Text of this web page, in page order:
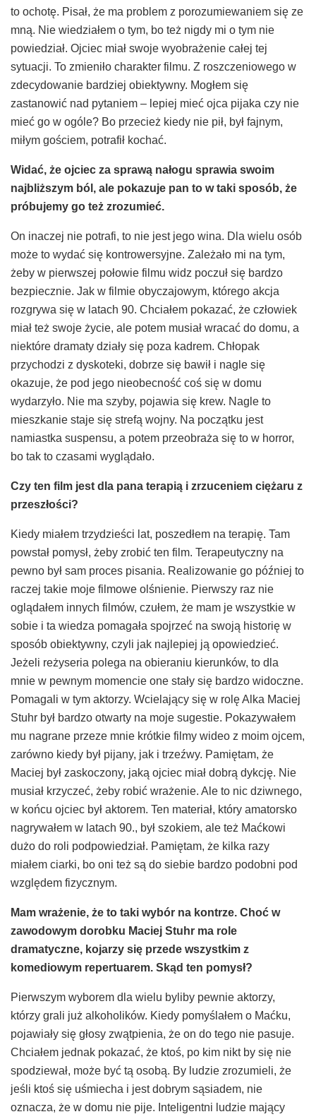
to ochotę. Pisał, że ma problem z porozumiewaniem się ze
mną. Nie wiedziałem o tym, bo też nigdy mi o tym nie
powiedział. Ojciec miał swoje wyobrażenie całej tej
sytuacji. To zmieniło charakter filmu. Z roszczeniowego w
zdecydowanie bardziej obiektywny. Mogłem się
zastanowić nad pytaniem – lepiej mieć ojca pijaka czy nie
mieć go w ogóle? Bo przecież kiedy nie pił, był fajnym,
miłym gościem, potrafił kochać.
Widać, że ojciec za sprawą nałogu sprawia swoim
najbliższym bó l, ale pokazuje pan to w taki sposób, że
próbujemy go też zrozumieć.
On inaczej nie potrafi, to nie jest jego wina. Dla wielu osób
może to wydać się kontrowersyjne. Zależało mi na tym,
żeby w pierwszej połowie filmu widz poczuł się bardzo
bezpiecznie. Jak w filmie obyczajowym, którego akcja
rozgrywa się w latach 90. Chciałem pokazać, że człowiek
miał też swoje życie, ale potem musiał wracać do domu, a
niektóre dramaty działy się poza kadrem. Chłopak
przychodzi z dyskoteki, dobrze się bawił i nagle się
okazuje, że pod jego nieobecność coś się w domu
wydarzyło. Nie ma szyby, pojawia się krew. Nagle to
mieszkanie staje się strefą wojny. Na początku jest
namiastka suspensu, a potem przeobraża się to w horror,
bo tak to czasami wyglądało.
Czy ten film jest dla pana terapią i zrzuceniem ciężaru z
przeszłości?
Kiedy miałem trzydzieści lat, poszedłem na terapię. Tam
powstał pomysł, żeby zrobić ten film. Terapeutyczny na
pewno był sam proces pisania. Realizowanie go później to
raczej takie moje filmowe olśnienie. Pierwszy raz nie
oglądałem innych filmów, czułem, że mam je wszystkie w
sobie i ta wiedza pomagała spojrzeć na swoją historię w
sposób obiektywny, czyli jak najlepiej ją opowiedzieć.
Jeżeli reżyseria polega na obieraniu kierunków, to dla
mnie w pewnym momencie one stały się bardzo widoczne.
Pomagali w tym aktorzy. Wcielający się w rolę Alka Maciej
Stuhr był bardzo otwarty na moje sugestie. Pokazywałem
mu nagrane przeze mnie krótkie filmy wideo z moim ojcem,
zarówno kiedy był pijany, jak i trzeźwy. Pamiętam, że
Maciej był zaskoczony, jaką ojciec miał dobrą dykcję. Nie
musiał krzyczeć, żeby robić wrażenie. Ale to nic dziwnego,
w końcu ojciec był aktorem. Ten materiał, który amatorsko
nagrywałem w latach 90., był szokiem, ale też Maćkowi
dużo do roli podpowiedział. Pamiętam, że kilka razy
miałem ciarki, bo oni też są do siebie bardzo podobni pod
względem fizycznym.
Mam wrażenie, że to taki wybór na kontrze. Choć w
zawodowym dorobku Maciej Stuhr ma role
dramatyczne, kojarzy się przede wszystkim z
komediowym repertuarem. Skąd ten pomysł?
Pierwszym wyborem dla wielu byliby pewnie aktorzy,
którzy grali już alkoholików. Kiedy pomyślałem o Maćku,
pojawiały się głosy zwątpienia, że on do tego nie pasuje.
Chciałem jednak pokazać, że ktoś, po kim nikt by się nie
spodziewał, może być tą osobą. By ludzie zrozumieli, że
jeśli ktoś się uśmiecha i jest dobrym sąsiadem, nie
oznacza, że w domu nie pije. Inteligentni ludzie mający